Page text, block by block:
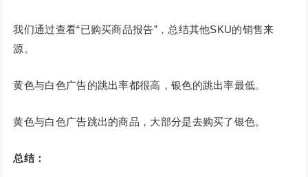
我们通过查看“已购买商品报告”，总结其他SKU的销售来
源。
黄色与白色广告的跳出率都很高，银色的跳出率最低。
黄色与白色广告跳出的商品，大部分是去购买了银色。
总结：